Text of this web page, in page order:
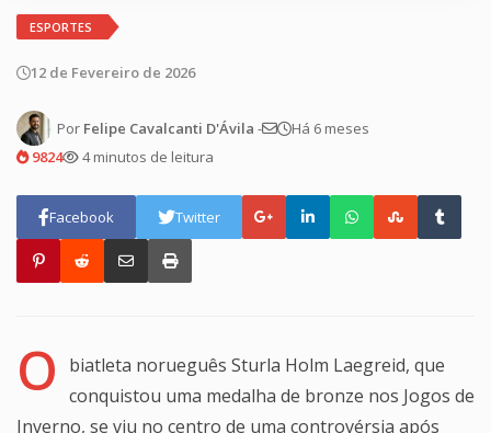
ESPORTES
12 de Fevereiro de 2026
Por Felipe Cavalcanti D'Ávila -
Há 6 meses
9824
4 minutos de leitura
Facebook Twitter
O
biatleta norueguês Sturla Holm Laegreid, que
conquistou uma medalha de bronze nos Jogos de
Inverno, se viu no centro de uma controvérsia após